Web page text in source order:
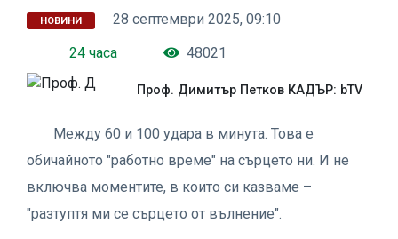
НОВИНИ
28 септември 2025, 09:10
24 часа
48021
Проф. Димитър Петков КАДЪР: bTV
Между 60 и 100 удара в минута. Това е
обичайното "работно време" на сърцето ни. И не
включва моментите, в които си казваме –
"разтуптя ми се сърцето от вълнение".